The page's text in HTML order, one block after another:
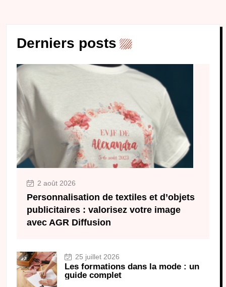
Derniers posts
2 août 2026
Personnalisation de textiles et d’objets
publicitaires : valorisez votre image
avec AGR Diffusion
25 juillet 2026
Les formations dans la mode : un
guide complet